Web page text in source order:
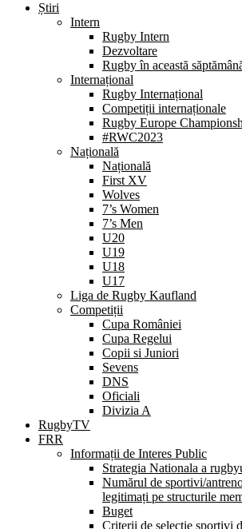
Știri
Intern
Rugby Intern
Dezvoltare
Rugby în această
Internațional
Rugby Internațional
Competiții internaționale
Rugby Europe
#RWC2023
Națională
Națională
First XV
Wolves
7’s Women
7’s Men
U20
U19
U18
U17
Liga de Rugby Kaufland
Competiții
Cupa României
Cupa Regelui
Copii si Juniori
Sevens
DNS
Oficiali
Divizia A
RugbyTV
FRR
Informații de Interes Public
Strategia Nationala a
Numărul de sportivi/
legitimați pe structurile
Buget
Criterii de selecție sportivi